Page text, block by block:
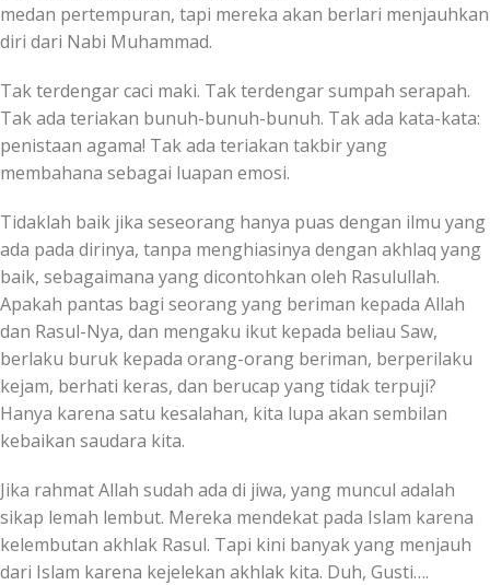
medan pertempuran, tapi mereka akan berlari menjauhkan
diri dari Nabi Muhammad.
Tak terdengar caci maki. Tak terdengar sumpah serapah.
Tak ada teriakan bunuh-bunuh-bunuh. Tak ada kata-kata:
penistaan agama! Tak ada teriakan takbir yang
membahana sebagai luapan emosi.
Tidaklah baik jika seseorang hanya puas dengan ilmu yang
ada pada dirinya, tanpa menghiasinya dengan akhlaq yang
baik, sebagaimana yang dicontohkan oleh Rasulullah.
Apakah pantas bagi seorang yang beriman kepada Allah
dan Rasul-Nya, dan mengaku ikut kepada beliau Saw,
berlaku buruk kepada orang-orang beriman, berperilaku
kejam, berhati keras, dan berucap yang tidak terpuji?
Hanya karena satu kesalahan, kita lupa akan sembilan
kebaikan saudara kita.
Jika rahmat Allah sudah ada di jiwa, yang muncul adalah
sikap lemah lembut. Mereka mendekat pada Islam karena
kelembutan akhlak Rasul. Tapi kini banyak yang menjauh
dari Islam karena kejelekan akhlak kita. Duh, Gusti….